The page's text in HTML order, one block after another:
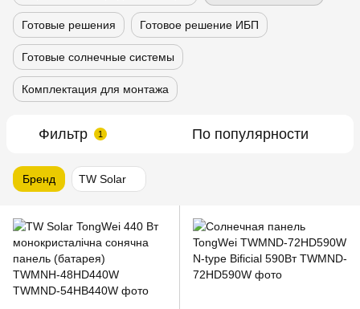
Готовые решения Готовое решение ИБП
Готовые солнечные системы
Комплектация для монтажа
Фильтр 1 По популярности
Бренд TW Solar